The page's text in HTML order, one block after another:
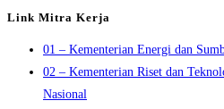
Link Mitra Kerja
01 – Kementerian Energi dan
02 – Kementerian Riset dan
Nasional